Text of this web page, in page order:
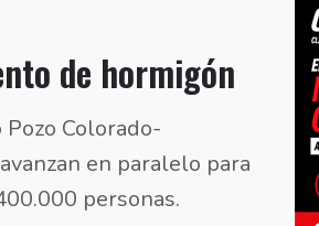
de hormigón
Colorado-
en paralelo para
personas.